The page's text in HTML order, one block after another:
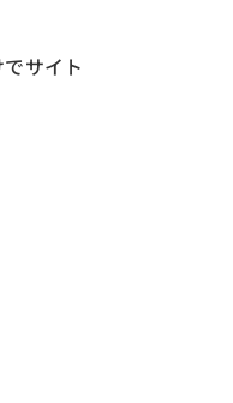
サイト